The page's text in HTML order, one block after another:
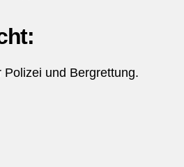
und Bergrettung.